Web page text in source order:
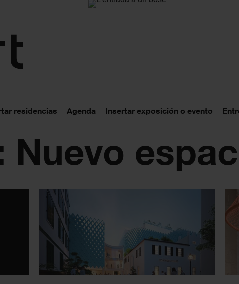
residencias Agenda Insertar exposición o evento
Nuevo